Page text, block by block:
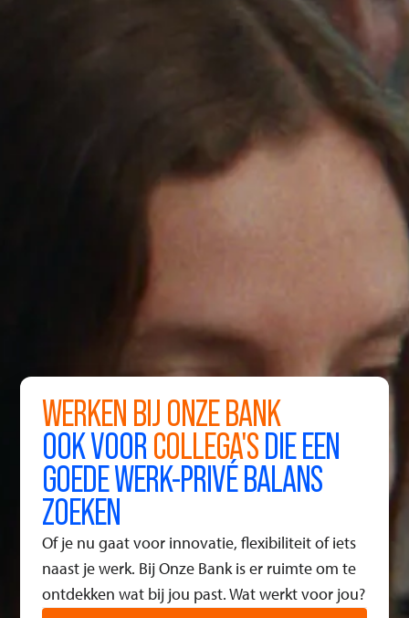
WERKEN BIJ ONZE BANK
OOK VOOR COLLEGA'S DIE EEN
GOEDEWERK-PRIVÉ BALANS
ZOEKEN
Of je nu gaat voor innovatie, flexibiliteit of iets
naast je werk. Bij Onze Bank is er ruimte om te
ontdekken wat bij jou past. Wat werkt voor jou?